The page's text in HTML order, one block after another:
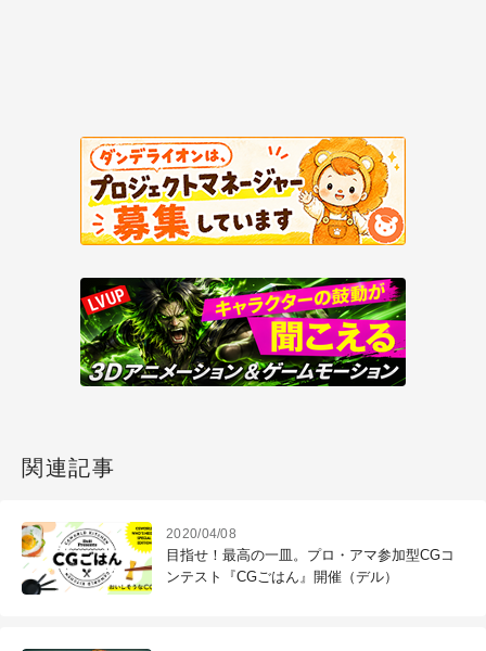
関連記事
2020/04/08
目指せ！最高の一皿。プロ・アマ参加型CGコ
ンテスト『CGごはん』開催（デル）